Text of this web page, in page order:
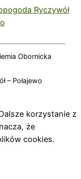
pogoda Ryczywół
Obornicka
– Połajewo
korzystanie z
że
cookies.